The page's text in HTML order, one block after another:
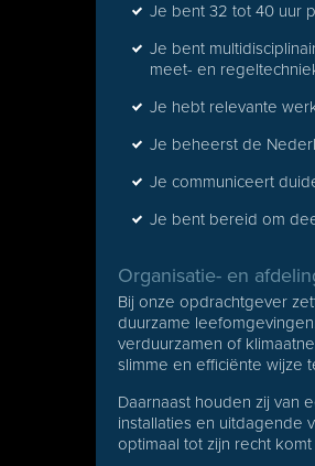
Je bent 32 tot 40 uur
Je bent
meet- en
Je hebt relevante
Je beheerst de
Je communiceert
Je bent bereid om
Organisatie- en
Bij onze opdrachtgever
duurzame
verduurzamen of
slimme en efficiënte wijze
Daarnaast houden zij van
installaties en uitdagende
optimaal tot zijn recht komt